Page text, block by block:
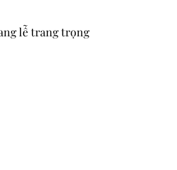
lễ trang trọng